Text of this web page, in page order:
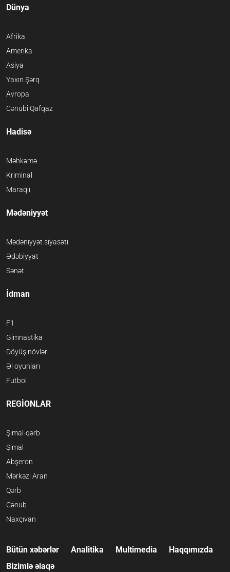
Dünya
Afrika
Amerika
Asiya
Yaxın Şərq
Avropa
Cənubi Qafqaz
Hadisə
Məhkəmə
Kriminal
Maraqlı
Mədəniyyət
Mədəniyyət siyasəti
Ədəbiyyat
Sənət
İdman
F1
Gimnastika
Döyüş növləri
Əl oyunları
Futbol
REGİONLAR
Şimal-qərb
Şimal
Abşeron
Mərkəzi Aran
Qərb
Cənub
Naxçıvan
Bütün xəbərlər Analitika Multimedia
Haqqımızda
Bizimlə əlaqə